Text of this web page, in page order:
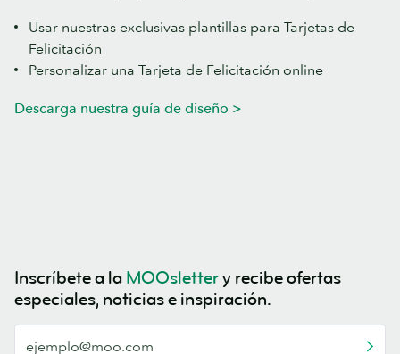
Usar nuestras exclusivas plantillas para Tarjetas de
Felicitación
Personalizar una Tarjeta de Felicitación online
Descarga nuestra guía de diseño >
Inscríbete a la MOOslettery recibe ofertas
especiales, noticias e inspiración.